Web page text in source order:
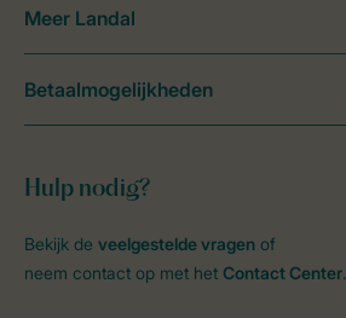
Hulp nodig?
Bekijk de veelgestelde vragen of
neem contact op met het Contact Center.
Meer Landal
Betaalmogelijkheden